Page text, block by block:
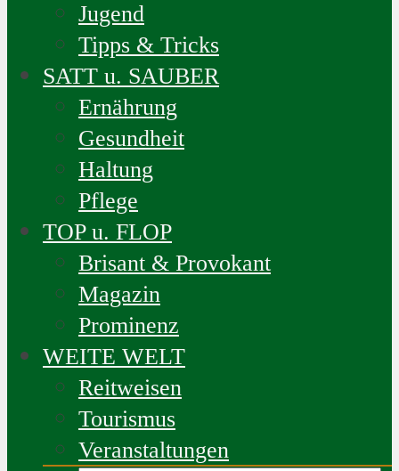
Jugend
Tipps & Tricks
SATT u. SAUBER
Ernährung
Gesundheit
Haltung
Pflege
TOP u. FLOP
Brisant & Provokant
Magazin
Prominenz
WEITE WELT
Reitweisen
Tourismus
Veranstaltungen